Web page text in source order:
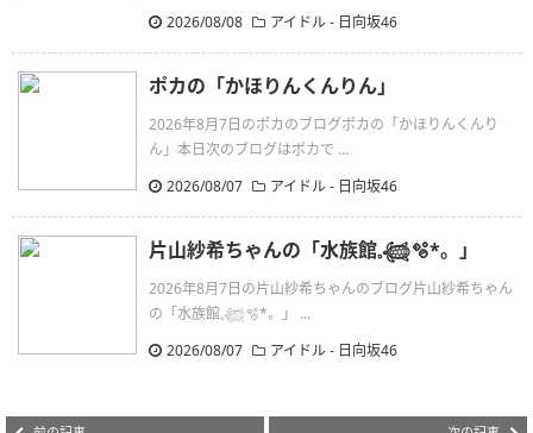
2026/08/08
アイドル - 日向坂46
ポカの「かほりんくんりん」
2026年8月7日のポカのブログポカの「かほりんくんり
ん」本日次のブログはポカで ...
2026/08/07
アイドル - 日向坂46
片山紗希ちゃんの「水族館𓈒𓆉🫧‪*。」
2026年8月7日の片山紗希ちゃんのブログ片山紗希ちゃん
の「水族館𓈒𓆉🫧‪*。」 ...
2026/08/07
アイドル - 日向坂46